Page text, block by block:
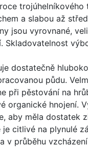
trojúhelníkového
a slabou až
jsou vyrovnané,
Skladovatelnost
dostatečně
půdu.
při pěstování na
organické hnojení.
aby měla dostatek
je citlivé na plynulé
v průběhu